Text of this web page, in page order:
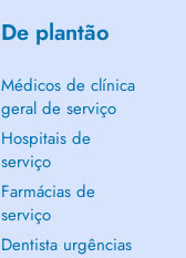
De plantão
Médicos de clínica
geral de serviço
Hospitais de
serviço
Farmácias de
serviço
Dentista urgências